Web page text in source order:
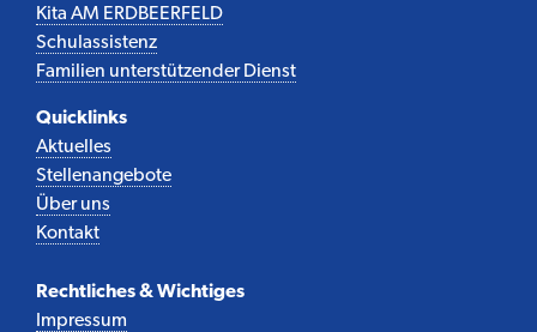
Kita AM ERDBEERFELD
Schulassistenz
Familien unterstützender Dienst
Quicklinks
Aktuelles
Stellenangebote
Über uns
Kontakt
Rechtliches & Wichtiges
Impressum